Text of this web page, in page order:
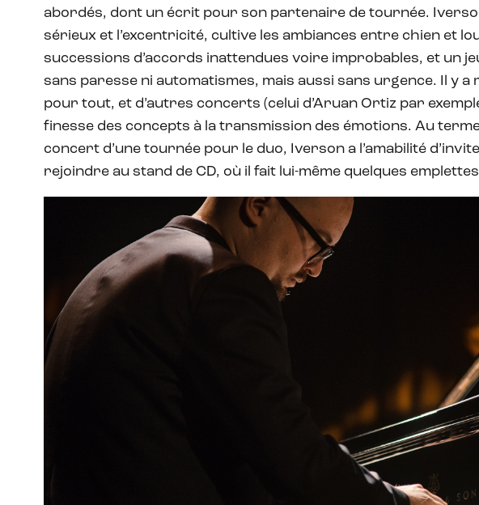
abordés, dont un écrit pour son partenaire de tournée.
sérieux et l’excentricité, cultive les ambiances entre chien et
successions d’accords inattendues voire improbables, et un
sans paresse ni automatismes, mais aussi sans urgence. Il y a
pour tout, et d’autres concerts (celui d’Aruan Ortiz par
finesse des concepts à la transmission des émotions. Au
concert d’une tournée pour le duo, Iverson a l’amabilité
rejoindre au stand de CD, où il fait lui-même quelques